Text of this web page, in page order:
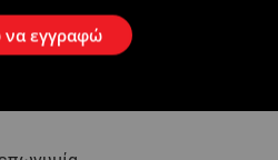
εγγραφώ